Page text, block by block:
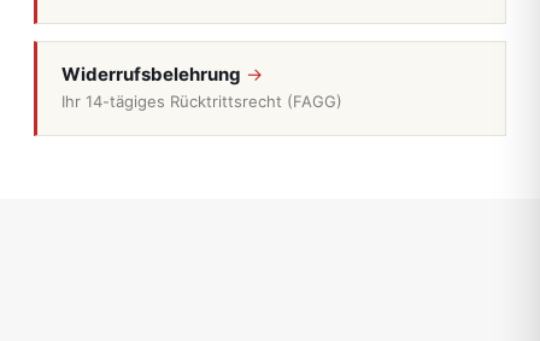
Widerrufsbelehrung
Ihr 14-tägiges Rücktrittsrecht (FAGG)